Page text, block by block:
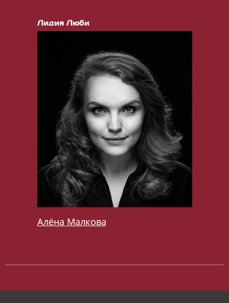
Лидия Люби
Алёна Малкова